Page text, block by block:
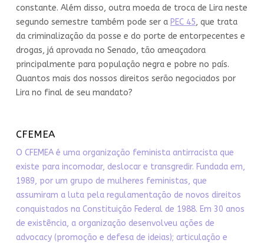
constante. Além disso, outra moeda de troca de Lira neste
segundo semestre também pode ser a PEC 45, que trata
da criminalização da posse e do porte de entorpecentes e
drogas, já aprovada no Senado, tão ameaçadora
principalmente para população negra e pobre no país.
Quantos mais dos nossos direitos serão negociados por
Lira no final de seu mandato?
CFEMEA
O CFEMEA é uma organização feminista antirracista que
existe para incomodar, deslocar e transgredir. Fundada em,
1989, por um grupo de mulheres feministas, que
assumiram a luta pela regulamentação de novos direitos
conquistados na Constituição Federal de 1988. Em 30 anos
de existência, a organização desenvolveu ações de
advocacy (promoção e defesa de ideias); articulação e